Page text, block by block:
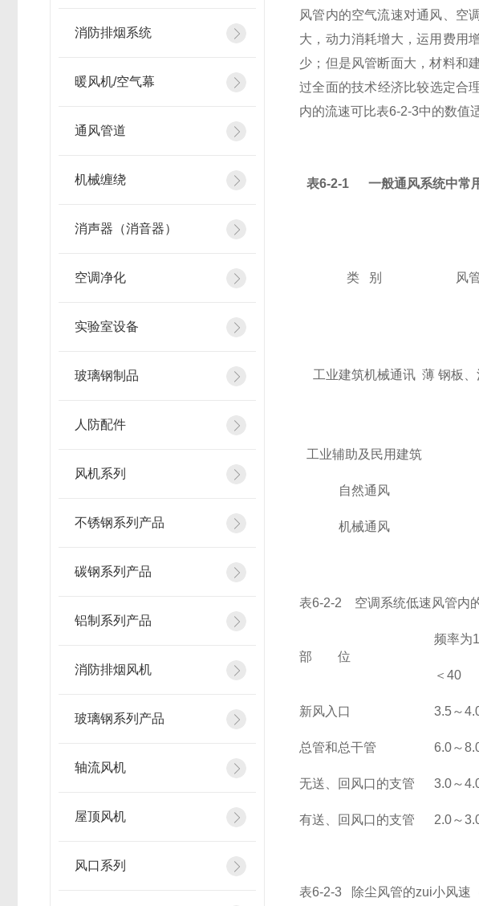
消防排烟系统
暖风机/空气幕
通风管道
机械缠绕
消声器（消音器）
空调净化
实验室设备
玻璃钢制品
人防配件
风机系列
不锈钢系列产品
碳钢系列产品
铝制系列产品
消防排烟风机
玻璃钢系列产品
轴流风机
屋顶风机
风口系列
风管内的空气流速对通风、空
大，动力消耗增大，运用费用
少；但是风管断面大，材料和
过全面的技术经济比较选定合
内的流速可比表6-2-3中的数值
表6-2-1 一般通风系统中常用
类 别 风
工业建筑机械通讯 薄 钢板
工业辅助及民用建筑
自然通风
机械通风
表6-2-2 空调系统低速风管内
部 位
频率为
＜40
新风入口 3.5～
总管和总干管 6.0～
无送、回风口的支管 3.0～
有送、回风口的支管 2.0～
表6-2-3 除尘风管的zui小风速